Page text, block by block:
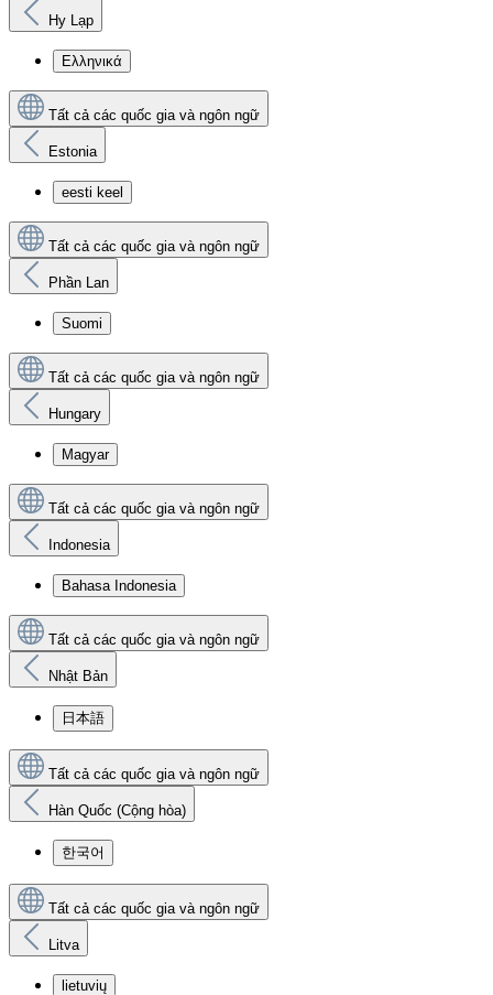
Hy Lạp
Ελληνικά
Tất cả các quốc gia và ngôn ngữ
Estonia
eesti keel
Tất cả các quốc gia và ngôn ngữ
Phần Lan
Suomi
Tất cả các quốc gia và ngôn ngữ
Hungary
Magyar
Tất cả các quốc gia và ngôn ngữ
Indonesia
Bahasa Indonesia
Tất cả các quốc gia và ngôn ngữ
Nhật Bản
日本語
Tất cả các quốc gia và ngôn ngữ
Hàn Quốc (Cộng hòa)
한국어
Tất cả các quốc gia và ngôn ngữ
Litva
lietuvių